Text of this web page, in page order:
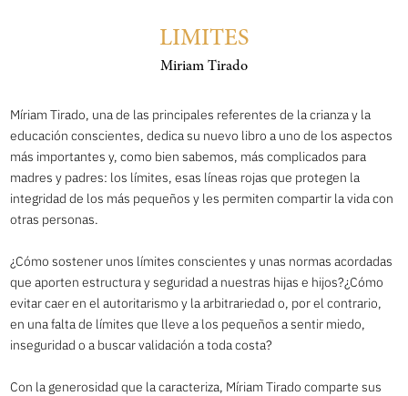
LIMITES
Miriam Tirado
Míriam Tirado, una de las principales referentes de la crianza y la
educación conscientes, dedica su nuevo libro a uno de los aspectos
más importantes y, como bien sabemos, más complicados para
madres y padres: los límites, esas líneas rojas que protegen la
integridad de los más pequeños y les permiten compartir la vida con
otras personas.
¿Cómo sostener unos límites conscientes y unas normas acordadas
que aporten estructura y seguridad a nuestras hijas e hijos?¿Cómo
evitar caer en el autoritarismo y la arbitrariedad o, por el contrario,
en una falta de límites que lleve a los pequeños a sentir miedo,
inseguridad o a buscar validación a toda costa?
Con la generosidad que la caracteriza, Míriam Tirado comparte sus